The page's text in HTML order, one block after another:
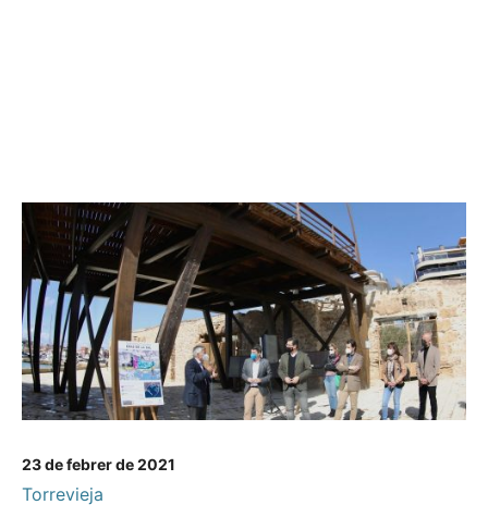
23 de febrer de 2021
Torrevieja